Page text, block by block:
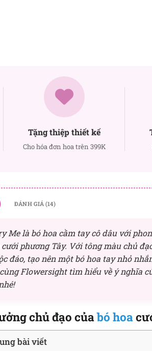
Tặng thiệp thiết kế
Cho hóa đơn hoa trên 399K
ĐÁNH GIÁ (14)
Me là bó hoa cầm tay cô dâu với
phương Tây. Với tông màu chủ
đáo, tạo nên một bó hoa tay nhỏ
Flowersight tìm hiểu về ý nghĩa
chủ đạo củabó hoa
bài viết